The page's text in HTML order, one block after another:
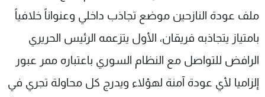
ملف عودة النازحين موضع تجاذب داخلي وعنواناً خلافياً
بامتياز يتجاذبه فريقان، الأول يتزعمه الرئيس الحريري
الرافض للتواصل مع النظام السوري باعتباره ممر عبور
إلزاميا لأي عودة آمنة لهؤلاء ويدرج كل محاولة تجري في